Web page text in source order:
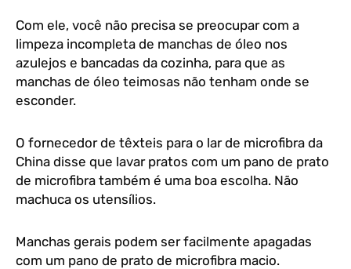
Com ele, você não precisa se preocupar com a
limpeza incompleta de manchas de óleo nos
azulejos e bancadas da cozinha, para que as
manchas de óleo teimosas não tenham onde se
esconder.
O fornecedor de têxteis para o lar de microfibra da
China disse que lavar pratos com um pano de prato
de microfibra também é uma boa escolha. Não
machuca os utensílios.
Manchas gerais podem ser facilmente apagadas
com um pano de prato de microfibra macio.